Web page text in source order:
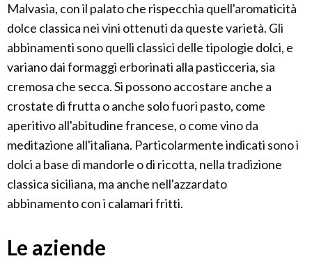
Malvasia, con il palato che rispecchia quell'aromaticità
dolce classica nei vini ottenuti da queste varietà. Gli
abbinamenti sono quelli classici delle tipologie dolci, e
variano dai formaggi erborinati alla pasticceria, sia
cremosa che secca. Si possono accostare anche a
crostate di frutta o anche solo fuori pasto, come
aperitivo all'abitudine francese, o come vino da
meditazione all'italiana. Particolarmente indicati sono i
dolci a base di mandorle o di ricotta, nella tradizione
classica siciliana, ma anche nell'azzardato
abbinamento con i calamari fritti.
Le aziende